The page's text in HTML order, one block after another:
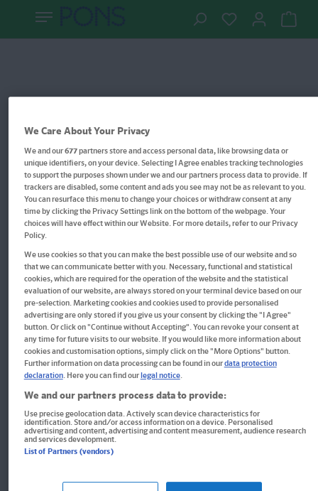
Langenscheidt Lilliput
Schweizerdeutsch
Schweizerdeutsch-Hochdeutsch/Hochdeutsch-
Schweizerdeutsch
Buch
Format: 4,8 x 5,8 cm, 384 Seiten
ISBN: 978-3-12-514099-8
We Care About Your Privacy
We and our677partners store and access personal data, like browsing data or
unique identifiers, on your device. Selecting I Agree enables tracking technologies
to support the purposes shown under we and our partners process data to provide. If
trackers are disabled, some content and ads you see may not be as relevant to you.
You can resurface this menu to change your choices or withdraw consent at any
time by clicking the Privacy Settings link on the bottom of the webpage. Your
choices will have effect within our Website. For more details, refer to our Privacy
Policy.
We use cookies so that you can make the best possible use of our website and so
that we can communicate better with you. Necessary, functional and statistical
cookies, which are required for the operation of the website and the statistical
evaluation of our website, are always stored on your terminal device based on our
pre-selection. Marketing cookies and cookies used to provide personalised
advertising are only stored if you give us your consent by clicking the "I Agree"
button. Or click on "Continue without Accepting". You can revoke your consent at
any time for future visits to our website. If you would like more information about
cookies and customisation options, simply click on the "More Options" button.
Further information on data processing can be found in ourdata protection
declaration. Here you can find our legal notice.
We and our partners process data to provide:
Use precise geolocation data. Actively scan device characteristics for
identification. Store and/or access information on a device. Personalised
advertising and content, advertising and content measurement, audience research
and services development.
List of Partners (vendors)